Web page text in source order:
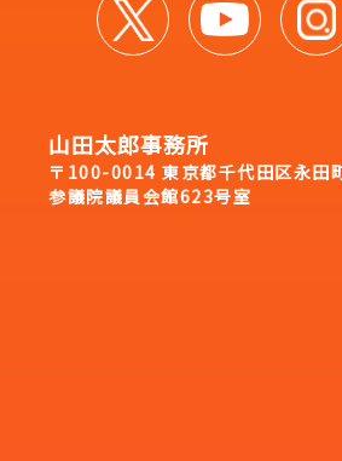
山田太郎事務所
〒100-0014 東京都千代田区永田
参議院議員会館623号室